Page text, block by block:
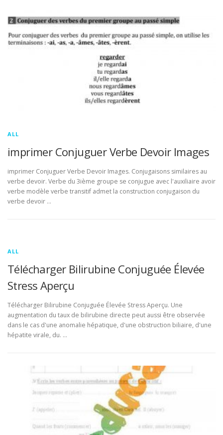
ALL
imprimer Conjuguer Verbe Devoir Images
imprimer Conjuguer Verbe Devoir Images. Conjugaisons similaires au
verbe devoir. Verbe du 3ième groupe se conjugue avec l'auxiliaire avoir
verbe modèle verbe transitif admet la construction conjugaison du
verbe devoir …
ALL
Télécharger Bilirubine Conjuguée Élevée
Stress Aperçu
Télécharger Bilirubine Conjuguée Élevée Stress Aperçu. Une
augmentation du taux de bilirubine directe peut aussi être observée
dans le cas d'une anomalie hépatique, d'une obstruction biliaire, d'une
hépatite virale, du. …